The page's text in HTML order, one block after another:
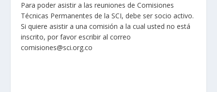
Para poder asistir a las reuniones de Comisiones
Técnicas Permanentes de la SCI, debe ser socio activo.
Si quiere asistir a una comisión a la cual usted no está
inscrito, por favor escribir al correo
comisiones@sci.org.co